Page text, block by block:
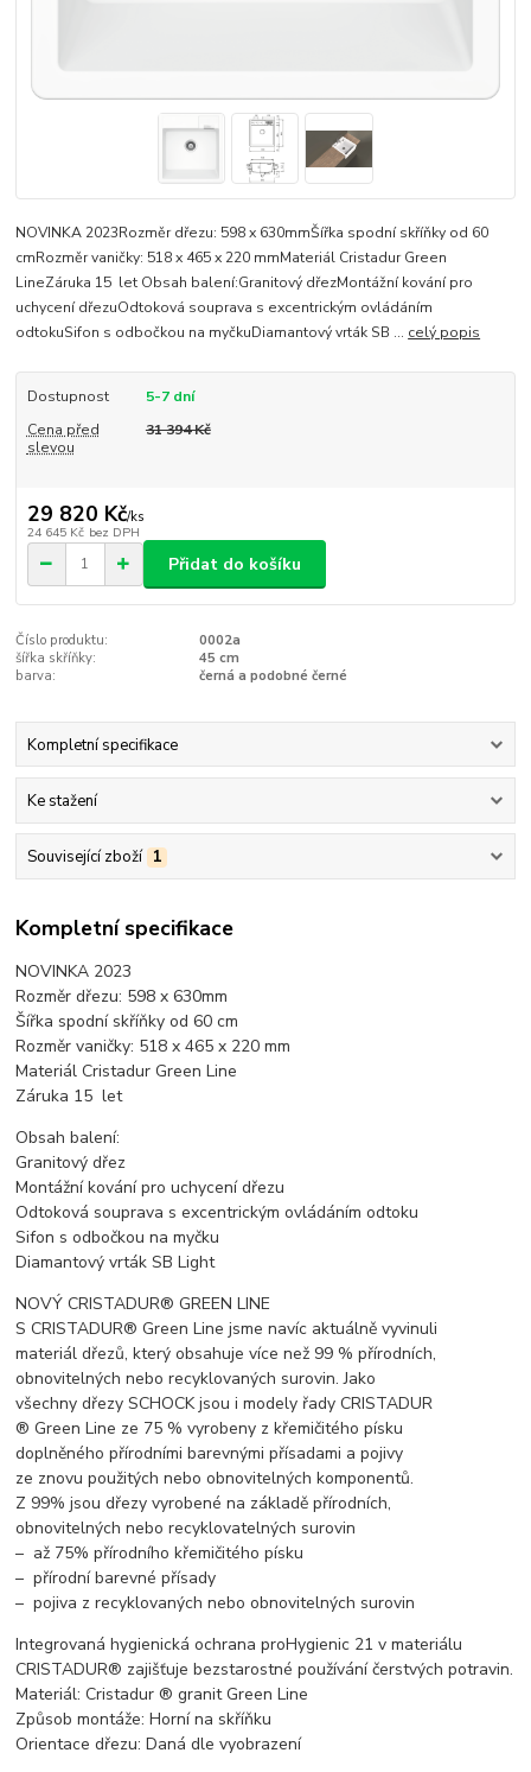
NOVINKA 2023Rozměr dřezu: 598 x 630mmŠířka spodní skříňky od 60
cmRozměr vaničky: 518 x 465 x 220 mmMateriál Cristadur Green
LineZáruka 15 let Obsah balení:Granitový dřezMontážní kování pro
uchycení dřezuOdtoková souprava s excentrickým ovládáním
odtokuSifon s odbočkou na myčkuDiamantový vrták SB ... celý popis
Dostupnost
5-7 dní
Cena před
slevou
31 394 Kč
29 820 Kč/ks
24 645 Kč bez DPH
Přidat do košíku
Číslo produktu:
0002a
šířka skříňky:
45 cm
barva:
černá a podobné černé
Kompletní specifikace
Ke stažení
Související zboží 1
Kompletní specifikace
NOVINKA 2023
Rozměr dřezu: 598 x 630mm
Šířka spodní skříňky od 60 cm
Rozměr vaničky: 518 x 465 x 220 mm
Materiál Cristadur Green Line
Záruka 15 let
Obsah balení:
Granitový dřez
Montážní kování pro uchycení dřezu
Odtoková souprava s excentrickým ovládáním odtoku
Sifon s odbočkou na myčku
Diamantový vrták SB Light
NOVÝ CRISTADUR® GREEN LINE
S CRISTADUR® Green Line jsme navíc aktuálně vyvinuli
materiál dřezů, který obsahuje více než 99 % přírodních,
obnovitelných nebo recyklovaných surovin. Jako
všechny dřezy SCHOCK jsou i modely řady CRISTADUR
® Green Line ze 75 % vyrobeny z křemičitého písku
doplněného přírodními barevnými přísadami a pojivy
ze znovu použitých nebo obnovitelných komponentů.
Z 99% jsou dřezy vyrobené na základě přírodních,
obnovitelných nebo recyklovatelných surovin
– až 75% přírodního křemičitého písku
– přírodní barevné přísady
– pojiva z recyklovaných nebo obnovitelných surovin
Integrovaná hygienická ochrana proHygienic 21 v materiálu
CRISTADUR® zajišťuje bezstarostné používání čerstvých potravin.
Materiál: Cristadur ® granit Green Line
Způsob montáže: Horní na skříňku
Orientace dřezu: Daná dle vyobrazení